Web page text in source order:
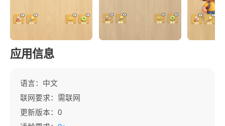
应用信息
语言：中文
联网要求：需联网
更新版本：0